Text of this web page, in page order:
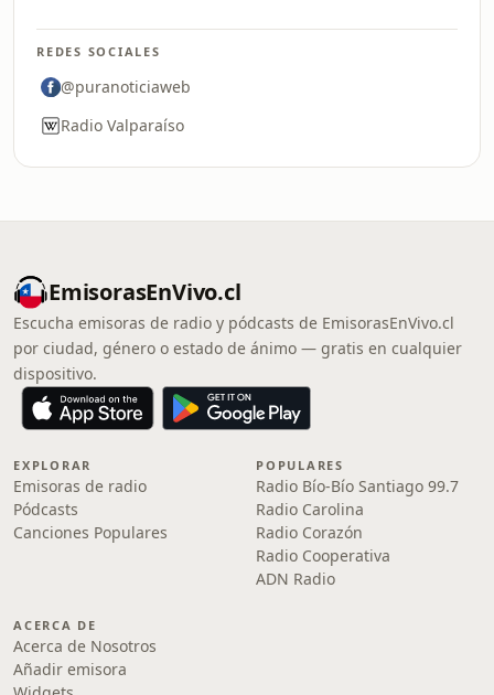
REDES SOCIALES
@puranoticiaweb
Radio Valparaíso
EmisorasEnVivo.cl
Escucha emisoras de radio y pódcasts de EmisorasEnVivo.cl
por ciudad, género o estado de ánimo — gratis en cualquier
dispositivo.
EXPLORAR
Emisoras de radio
Pódcasts
Canciones Populares
POPULARES
Radio Bío-Bío Santiago 99.7
Radio Carolina
Radio Corazón
Radio Cooperativa
ADN Radio
ACERCA DE
Acerca de Nosotros
Añadir emisora